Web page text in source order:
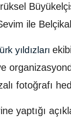
ile
yıldızları
fotoğrafı
yaptığı